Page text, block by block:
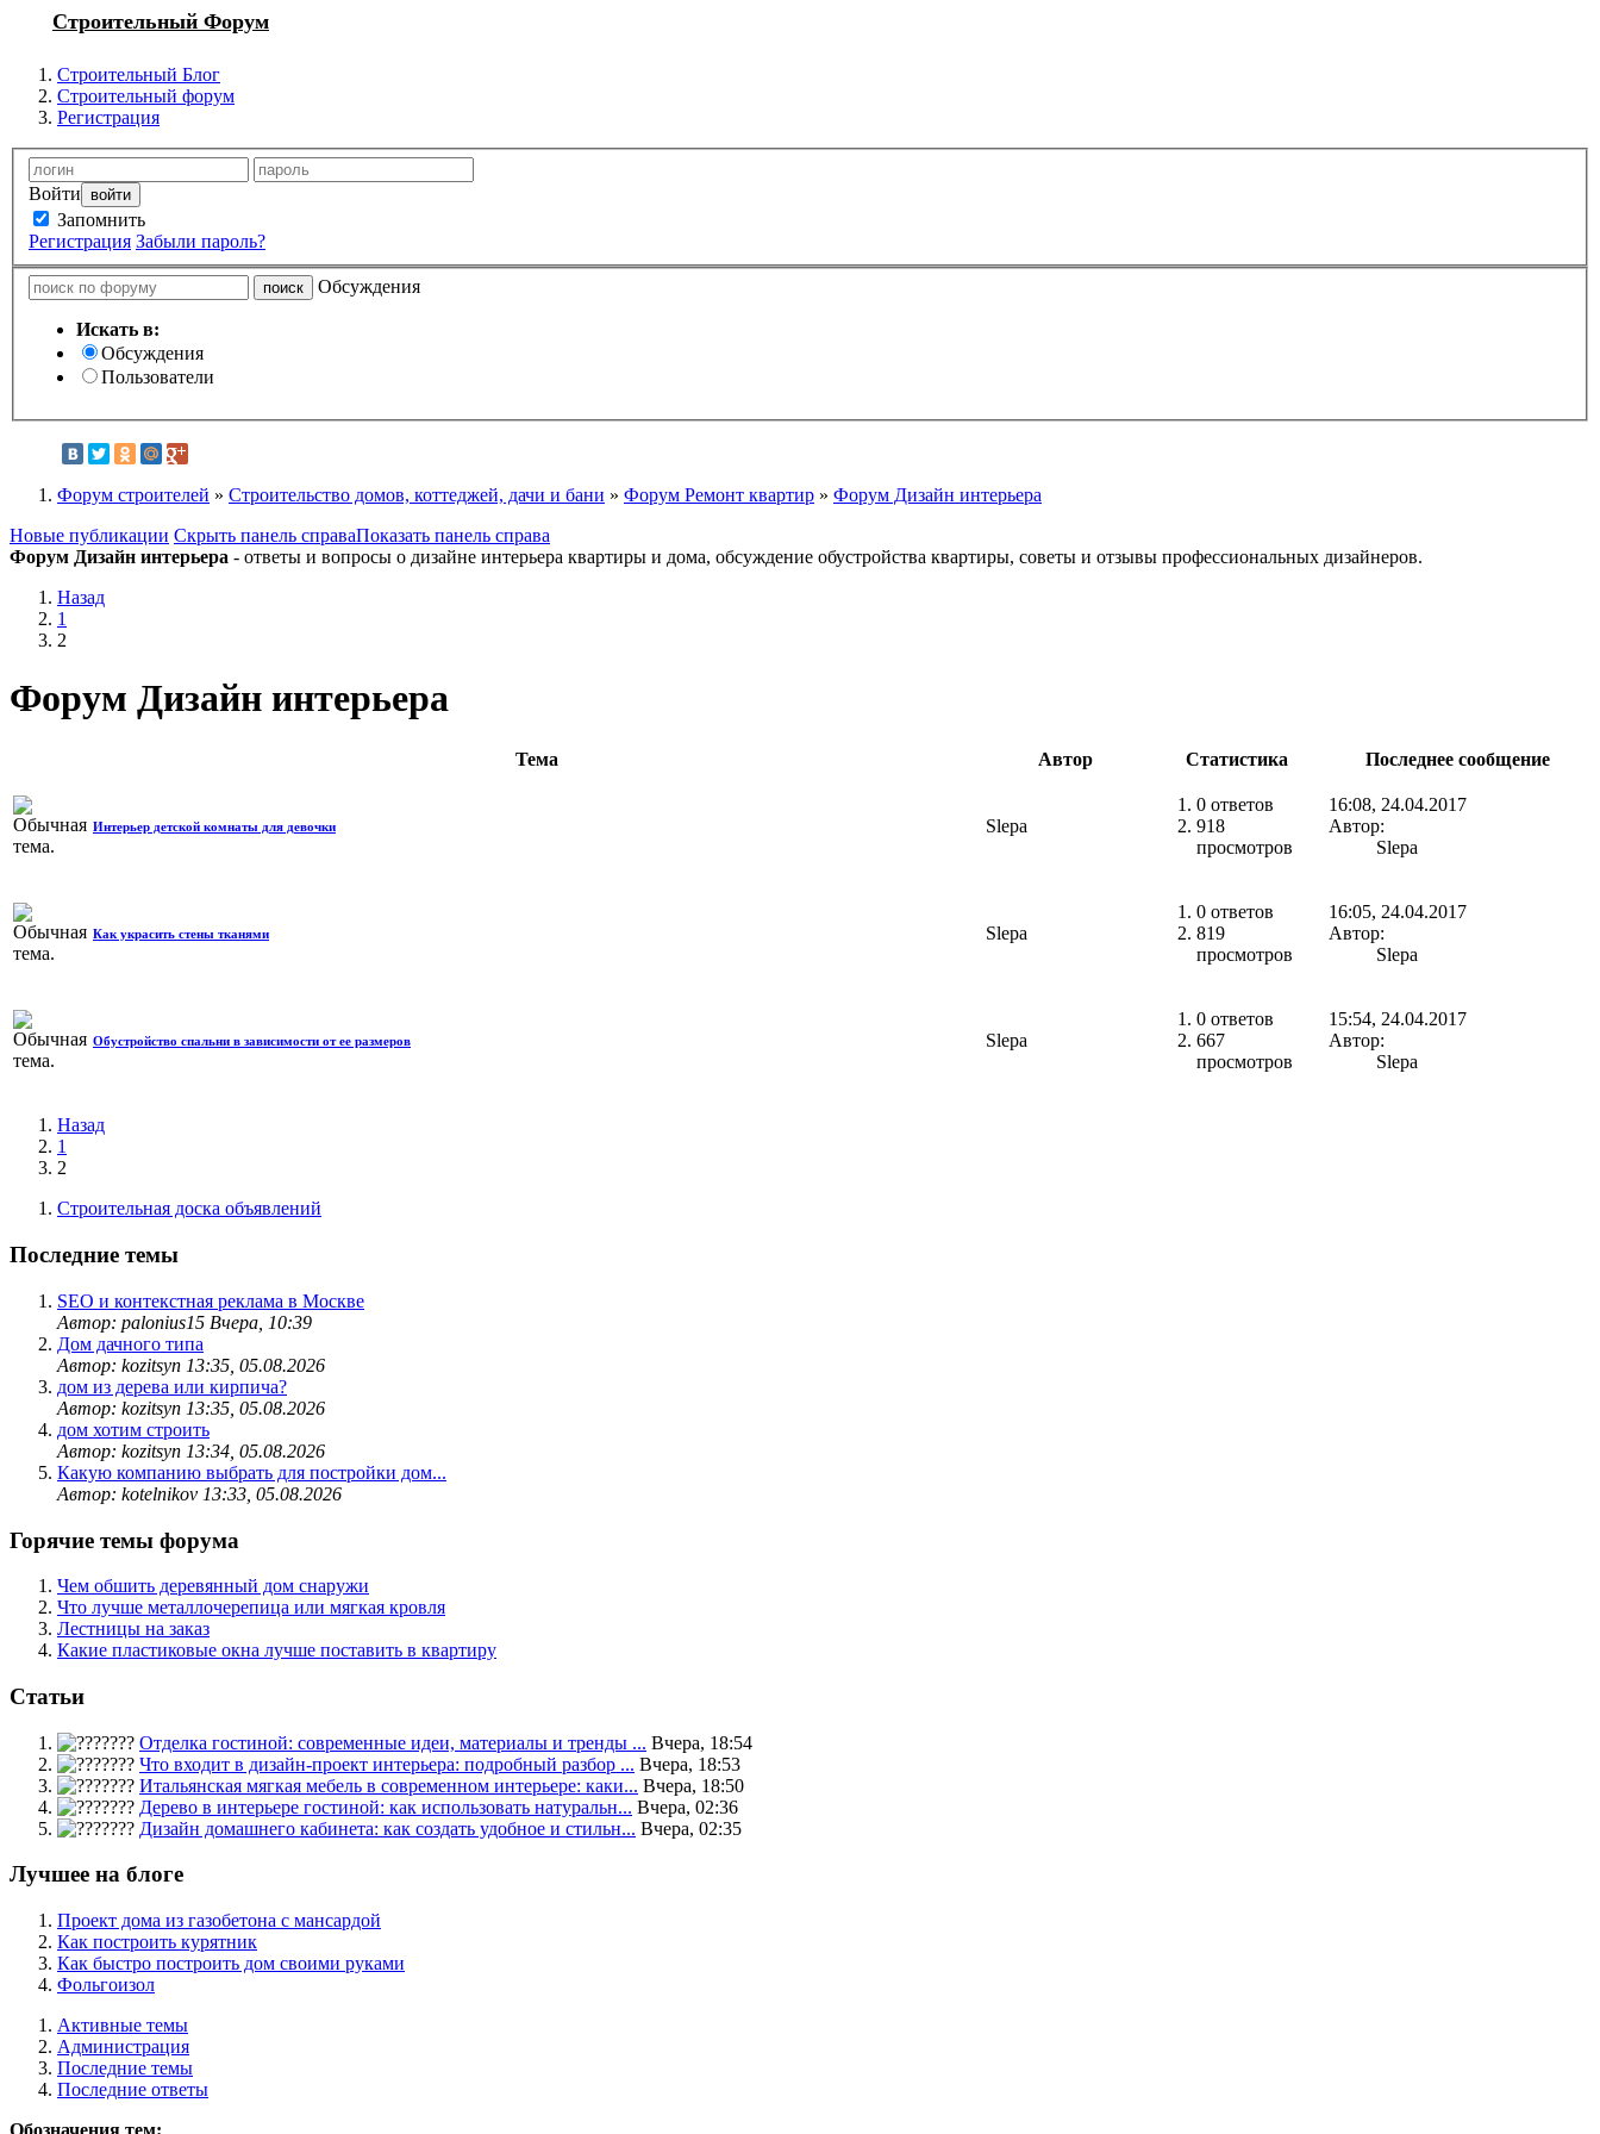
Строительный Форум
Строительный Блог
Строительный форум
Регистрация
Войти
Запомнить
Регистрация Забыли пароль?
Обсуждения
Искать в:
Обсуждения
Пользователи
Форум строителей » Строительство домов, коттеджей, дачи и бани » Форум Ремонт квартир » Форум Дизайн интерьера
Новые публикации Скрыть панель справаПоказать панель справа
Форум Дизайн интерьера - ответы и вопросы о дизайне интерьера квартиры и дома, обсуждение обустройства квартиры, советы и отзывы профессиональных дизайнеров.
Назад
1
2
Форум Дизайн интерьера
Тема Автор Статистика Последнее сообщение
Интерьер детской комнаты для девочки Slepa
0 ответов
918
просмотров
16:08, 24.04.2017
Автор:
Slepa
Как украсить стены тканями Slepa
0 ответов
819
просмотров
16:05, 24.04.2017
Автор:
Slepa
Обустройство спальни в зависимости от ее размеров Slepa
0 ответов
667
просмотров
15:54, 24.04.2017
Автор:
Slepa
Назад
1
2
Строительная доска объявлений
Последние темы
SEO и контекстная реклама в Москве
Автор: palonius15 Вчера, 10:39
Дом дачного типа
Автор: kozitsyn 13:35, 05.08.2026
дом из дерева или кирпича?
Автор: kozitsyn 13:35, 05.08.2026
дом хотим строить
Автор: kozitsyn 13:34, 05.08.2026
Какую компанию выбрать для постройки дом...
Автор: kotelnikov 13:33, 05.08.2026
Горячие темы форума
Чем обшить деревянный дом снаружи
Что лучше металлочерепица или мягкая кровля
Лестницы на заказ
Какие пластиковые окна лучше поставить в квартиру
Статьи
Отделка гостиной: современные идеи, материалы и тренды ... Вчера, 18:54
Что входит в дизайн-проект интерьера: подробный разбор ... Вчера, 18:53
Итальянская мягкая мебель в современном интерьере: каки... Вчера, 18:50
Дерево в интерьере гостиной: как использовать натуральн... Вчера, 02:36
Дизайн домашнего кабинета: как создать удобное и стильн... Вчера, 02:35
Лучшее на блоге
Проект дома из газобетона с мансардой
Как построить курятник
Как быстро построить дом своими руками
Фольгоизол
Активные темы
Администрация
Последние темы
Последние ответы